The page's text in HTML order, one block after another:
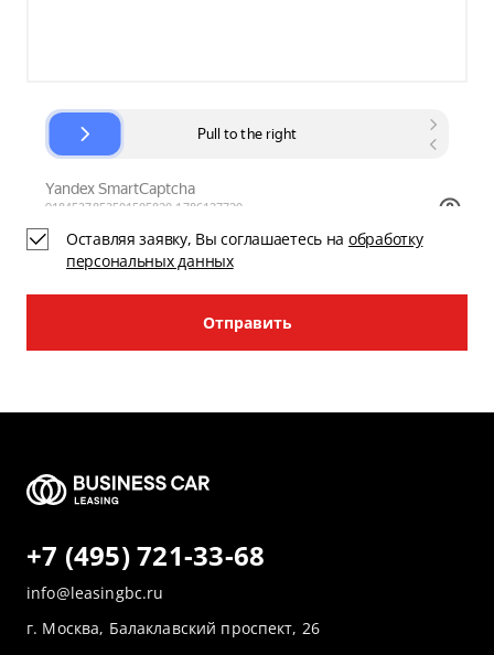
Отправить
Оставляя заявку, Вы соглашаетесь на обработку
персональных данных
+7 (495) 721-33-68
info@leasingbc.ru
г. Москва, Балаклавский проспект, 26